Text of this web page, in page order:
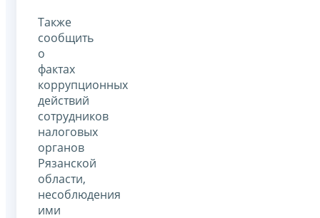
Также
сообщить
о
фактах
коррупционных
действий
сотрудников
налоговых
органов
Рязанской
области,
несоблюдения
ими